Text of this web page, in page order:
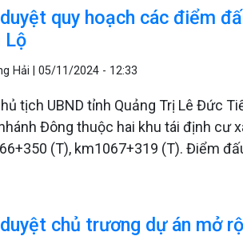
quy hoạch các điểm
Lộ
Hải |05/11/2024 - 12:33
tịch UBND tỉnh Quảng Trị Lê Đức
Đông thuộc hai khu tái định cư
(T), km1067+319 (T). Điểm
chủ trương dự án mở